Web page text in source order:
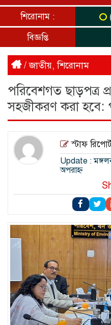
শিরোনাম :
বিজ্ঞপ্তি
/জাতীয়,শিরোনাম
পরিবেশগত ছাড়পত্র
সহজীকরণ করা হবে:
স্টাফ
Update :
অপরাহ্ন